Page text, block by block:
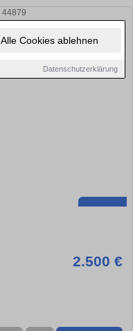
Alle Cookies ablehnen
Datenschutzerklärung
2.500 €